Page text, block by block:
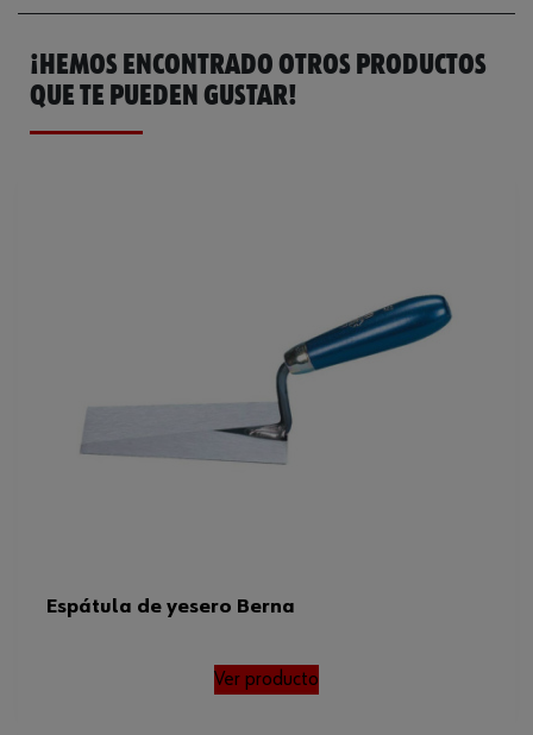
Longitud de lámina 120 mm
Material de la hoja Acero inoxidable
Material de la empuñadura
Catálogo General 5771001402
¡HEMOS ENCONTRADO OTROS PRODUCTOS
QUE TE PUEDEN GUSTAR!
Espátula de yesero Berna
Ver producto